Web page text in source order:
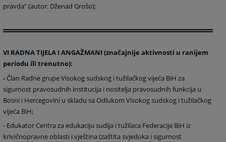
pravda“ (autor: Dženad Grošo);
VI RADNA TIJELA I ANGAŽMANI (značajnije aktivnosti u ranijem
periodu ili trenutno):
- Član Radne grupe Visokog sudskog i tužilačkog vijeća BiH za
sigurnost pravosudnih institucija i nositelja pravosudnih funkcija u
Bosni i Hercegovini u skladu sa Odlukom Visokog sudskog i tužilačkog
vijeća BiH;
- Edukator Centra za edukaciju sudija i tužilaca Federacije BiH iz
krivičnopravne oblasti i vještina (zaštita svjedoka i sigurnost